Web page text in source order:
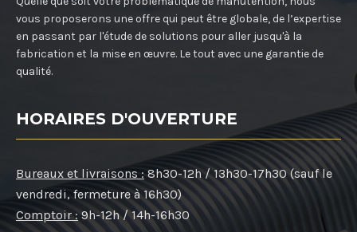
vous proposerons une offre qui peut être globale, de l’expertise
en passant par l'étude de solutions pour aller jusqu'à la
fabrication et la mise en œuvre. Le tout avec une garantie de
qualité.
HORAIRES D'OUVERTURE
Bureaux et livraisons : 8h30-12h / 13h30-17h30 (sauf le
vendredi, fermeture à 16h30)
Comptoir : 9h-12h / 14h-16h30